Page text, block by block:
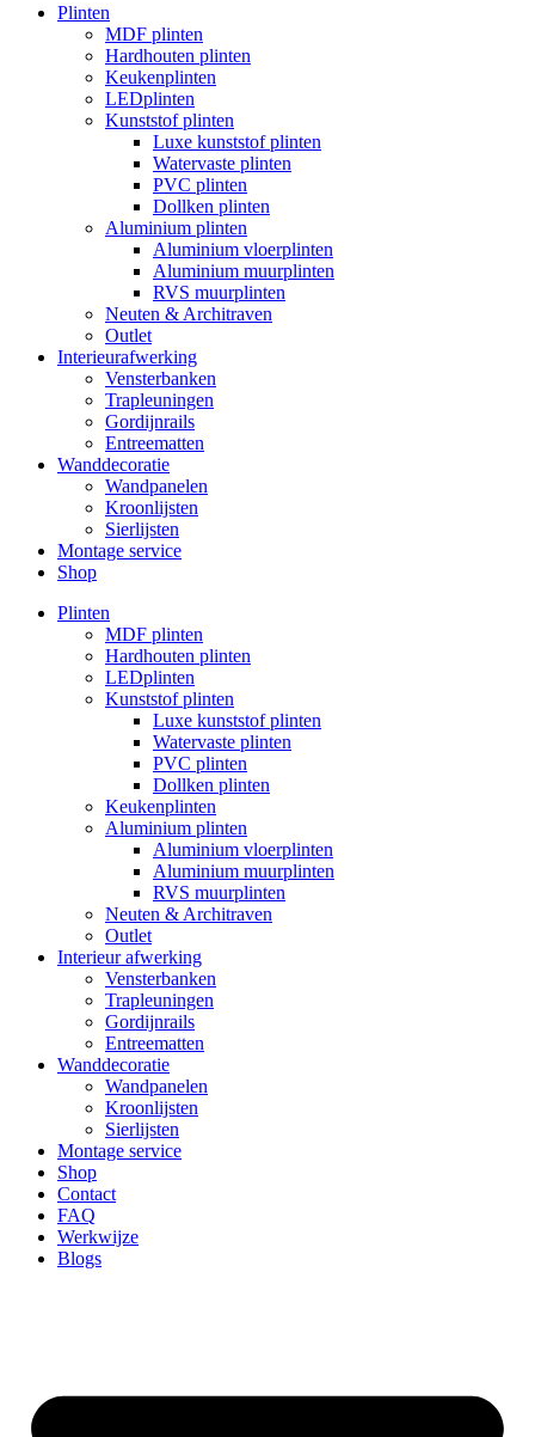
Plinten
MDF plinten
Hardhouten plinten
Keukenplinten
LEDplinten
Kunststof plinten
Luxe kunststof plinten
Watervaste plinten
PVC plinten
Dollken plinten
Aluminium plinten
Aluminium vloerplinten
Aluminium muurplinten
RVS muurplinten
Neuten & Architraven
Outlet
Interieurafwerking
Vensterbanken
Trapleuningen
Gordijnrails
Entreematten
Wanddecoratie
Wandpanelen
Kroonlijsten
Sierlijsten
Montage service
Shop
Plinten
MDF plinten
Hardhouten plinten
LEDplinten
Kunststof plinten
Luxe kunststof plinten
Watervaste plinten
PVC plinten
Dollken plinten
Keukenplinten
Aluminium plinten
Aluminium vloerplinten
Aluminium muurplinten
RVS muurplinten
Neuten & Architraven
Outlet
Interieur afwerking
Vensterbanken
Trapleuningen
Gordijnrails
Entreematten
Wanddecoratie
Wandpanelen
Kroonlijsten
Sierlijsten
Montage service
Shop
Contact
FAQ
Werkwijze
Blogs